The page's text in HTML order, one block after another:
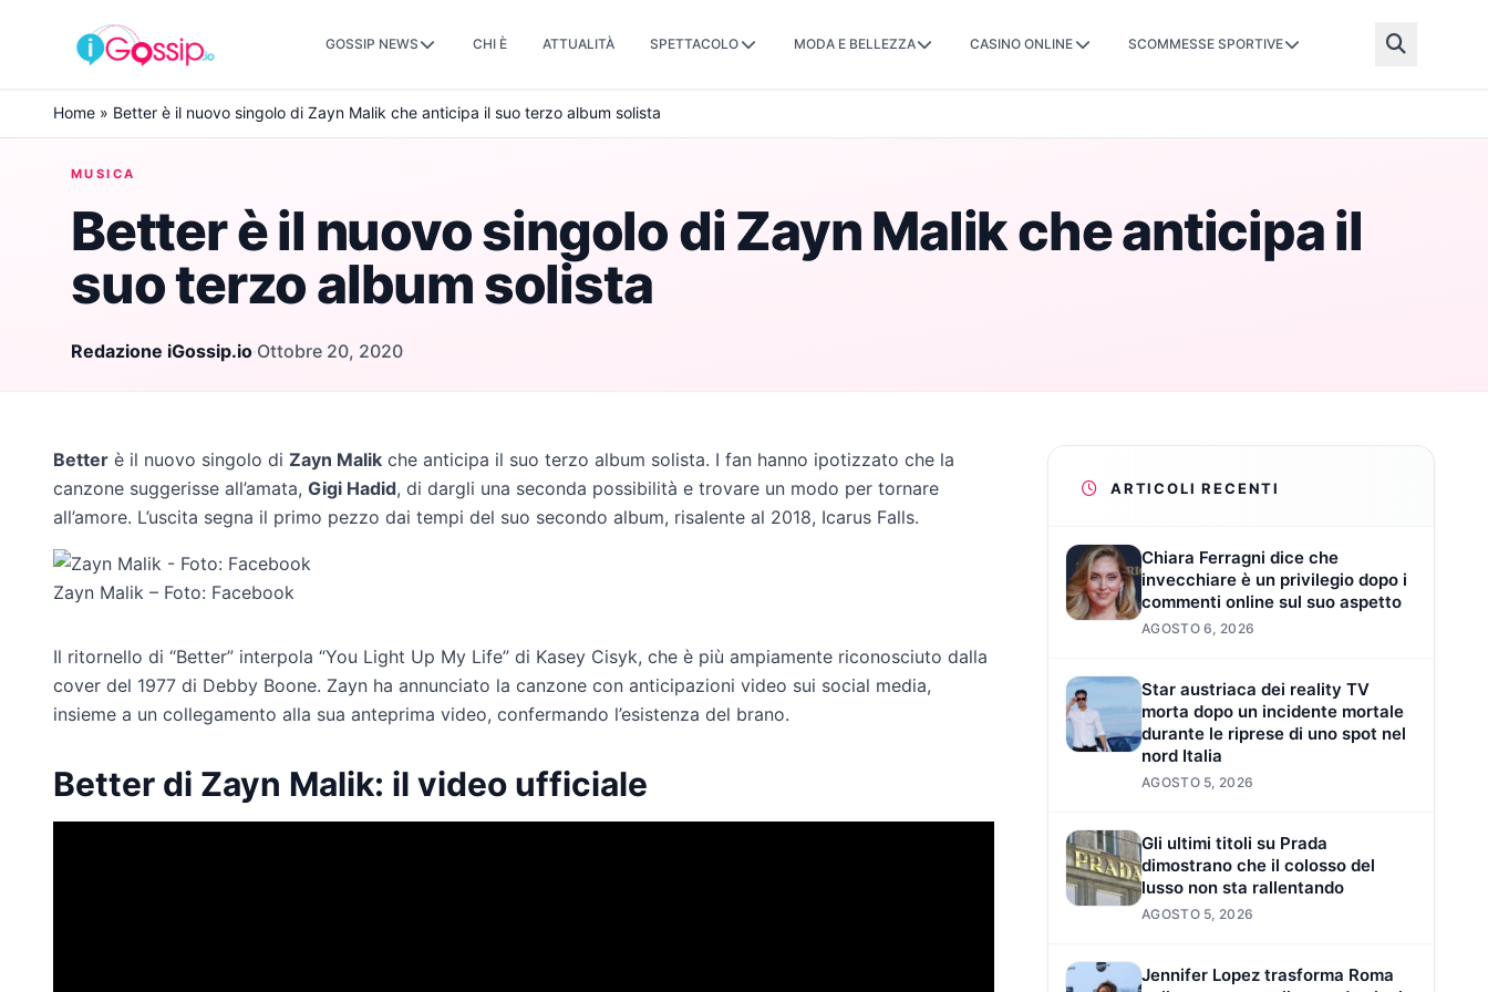
Skip to content
GOSSIP NEWS CHI È ATTUALITÀ SPETTACOLO MODA E BELLEZZA CASINO ONLINE SCOMMESSE SPORTIVE
Home » Better è il nuovo singolo di Zayn Malik che anticipa il suo terzo album solista
MUSICA
Better è il nuovo singolo di Zayn Malik che anticipa il
suo terzo album solista
Redazione iGossip.io·Ottobre 20, 2020
Better è il nuovo singolo di Zayn Malik che anticipa il suo terzo album solista. I fan hanno ipotizzato che la
canzone suggerisse all’amata, Gigi Hadid, di dargli una seconda possibilità e trovare un modo per tornare
all’amore. L’uscita segna il primo pezzo dai tempi del suo secondo album, risalente al 2018, Icarus Falls.
Zayn Malik – Foto: Facebook
Il ritornello di “Better” interpola “You Light Up My Life” di Kasey Cisyk, che è più ampiamente riconosciuto dalla
cover del 1977 di Debby Boone. Zayn ha annunciato la canzone con anticipazioni video sui social media,
insieme a un collegamento alla sua anteprima video, confermando l’esistenza del brano.
Better di Zayn Malik: il video ufficiale
ARTICOLI RECENTI
Chiara Ferragni dice che
invecchiare è un privilegio dopo i
commenti online sul suo aspetto
AGOSTO 6, 2026
Star austriaca dei reality TV
morta dopo un incidente mortale
durante le riprese di uno spot nel
nord Italia
AGOSTO 5, 2026
Gli ultimi titoli su Prada
dimostrano che il colosso del
lusso non sta rallentando
AGOSTO 5, 2026
Jennifer Lopez trasforma Roma